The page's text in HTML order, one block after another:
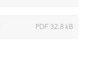
PDF 32.8 kB